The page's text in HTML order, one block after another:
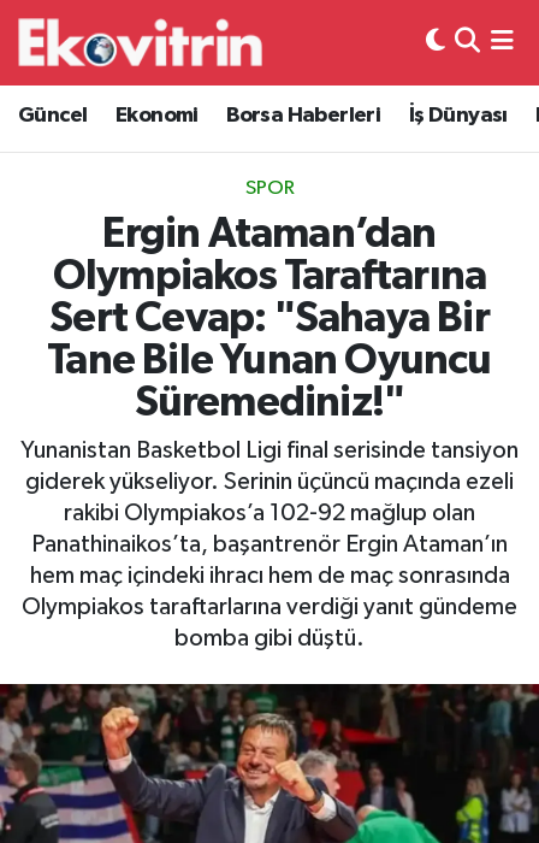
Güncel Ekonomi Borsa Haberleri İş Dünyası
SPOR
Ergin Ataman’dan
Olympiakos Taraftarına
Sert Cevap: "Sahaya Bir
Tane Bile Yunan Oyuncu
Süremediniz!"
Yunanistan Basketbol Ligi final serisinde tansiyon
giderek yükseliyor. Serinin üçüncü maçında ezeli
rakibi Olympiakos’a 102-92 mağlup olan
Panathinaikos’ta, başantrenör Ergin Ataman’ın
hem maç içindeki ihracı hem de maç sonrasında
Olympiakos taraftarlarına verdiği yanıt gündeme
bomba gibi düştü.
Güncel
Ekonomi
Borsa Haberleri
İş Dünyası
Lojistik
Otovitrin
Asayiş
Magazin
Gayrimenkul
Eğitim
Hava Durumu
Trafik Durumu
Süper Lig Puan Durumu ve Fikstür
Tüm Manşetler
Son Dakika Haberleri
Haber Arşivi